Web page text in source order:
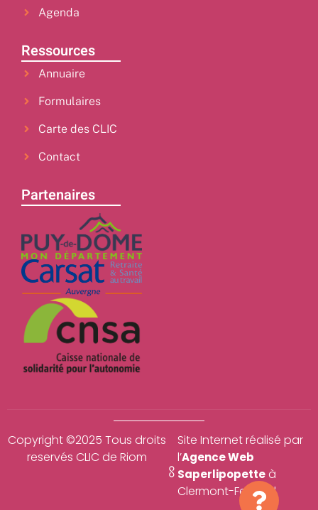
Agenda
Ressources
Annuaire
Formulaires
Carte des CLIC
Contact
Partenaires
Copyright ©2025 Tous droits
reservés CLIC de Riom
Site Internet réalisé par
l’Agence Web
Saperlipopetteà
Clermont-Ferrand